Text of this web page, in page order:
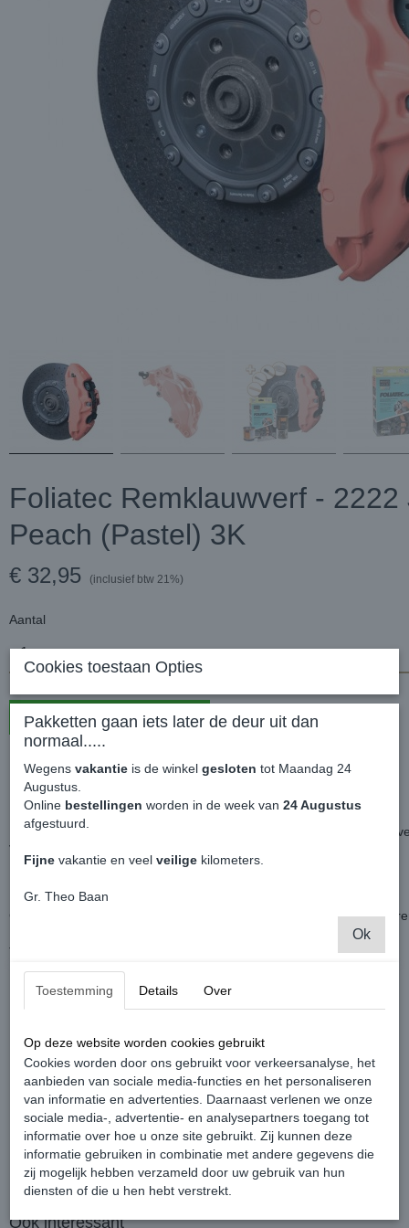
Foliatec Remklauwverf - 2222
Peach (Pastel) 3K
€ 32,95 (inclusief btw 21%)
Aantal
In winkelwagen
Foliatec Remklauwverf - 2222 Juicy Peach (Pastel) 3K
FOLIATEC® REMKLAUW VERF
Een set REMKLAUW lak geeft je Caddy een dynamische en
Verzegeld en beschermt de ondergrond langdurig!
Langdurig een glanzend effect en eenvoudig te reinigen.
Gemakkelijk aan te brengen met een penseel, demonteren van de
Tot 300 °C hittebestendig.
één complete set bestaat uit 400 ml reinigingsspray.
1 staalborstel
2 wegwerphandschoenen
1 penseel
1 spatel
Ook interessant
Cookies toestaan Opties
Pakketten gaan iets later de deur uit dan
normaal.....
Wegens vakantie is de winkel gesloten tot Maandag 24
Augustus.
Online bestellingen worden in de week van 24 Augustus
afgestuurd.
Fijne vakantie en veel veilige kilometers.
Gr. Theo Baan
Ok
Toestemming Details Over
Op deze website worden cookies gebruikt
Cookies worden door ons gebruikt voor verkeersanalyse, het
aanbieden van sociale media-functies en het personaliseren
van informatie en advertenties. Daarnaast verlenen we onze
sociale media-, advertentie- en analysepartners toegang tot
informatie over hoe u onze site gebruikt. Zij kunnen deze
informatie gebruiken in combinatie met andere gegevens die
zij mogelijk hebben verzameld door uw gebruik van hun
diensten of die u hen hebt verstrekt.